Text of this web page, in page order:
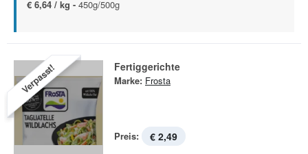
€ 6,64 / kg - 450g/500g
Verpasst! Fertiggerichte
Marke: Frosta
Preis: € 2,49